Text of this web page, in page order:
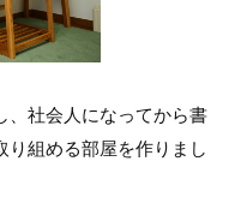
、社会人になってから書
り組める部屋を作りまし